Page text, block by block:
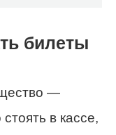
билеты
—
в кассе,